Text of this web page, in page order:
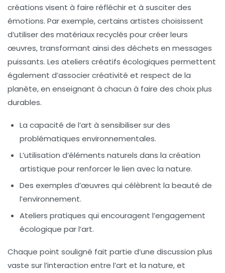
créations visent à faire réfléchir et à susciter des
émotions. Par exemple, certains artistes choisissent
d’utiliser des matériaux recyclés pour créer leurs
œuvres, transformant ainsi des déchets en messages
puissants. Les ateliers créatifs écologiques permettent
également d’associercréativité et respect de la
planète, en enseignant à chacun à faire des choix plus
durables.
La capacité de l’art à sensibiliser sur des
problématiques environnementales.
L’utilisation d’éléments naturels dans la création
artistique pour renforcer le lien avec la nature.
Des exemples d’œuvres qui célèbrent la beauté de
l’environnement.
Ateliers pratiques qui encouragent l’engagement
écologique par l’art.
Chaque point souligné fait partie d’une discussion plus
vaste sur l’interaction entre l’art et la nature, et